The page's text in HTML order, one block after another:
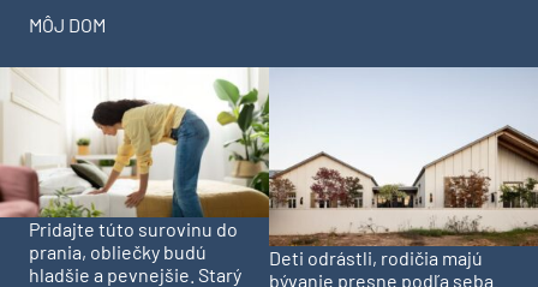
MÔJ DOM
Pridajte túto surovinu do
prania, obliečky budú
hladšie a pevnejšie. Starý
Deti odrástli, rodičia majú
bývanie presne podľa seba.